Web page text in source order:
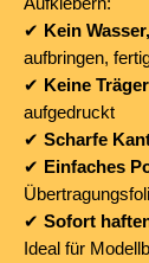
✔ Kein
aufbringen,
✔ Keine
aufgedruckt
✔ Scharfe
✔ Einfaches
✔ Sofort
Ideal für